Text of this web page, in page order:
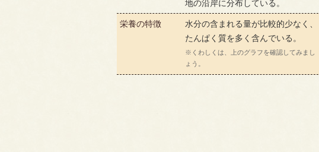
地の沿岸に分布している。
栄養の特徴
水分の含まれる量が比較的少なく、
たんぱく質を多く含んでいる。
※くわしくは、上のグラフを確認してみまし
ょう。